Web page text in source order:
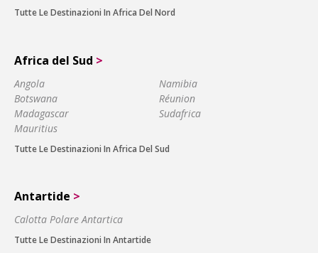
Tutte Le Destinazioni In Africa Del Nord
Africa del Sud >
Angola
Botswana
Madagascar
Mauritius
Namibia
Réunion
Sudafrica
Tutte Le Destinazioni In Africa Del Sud
Antartide >
Calotta Polare Antartica
Tutte Le Destinazioni In Antartide